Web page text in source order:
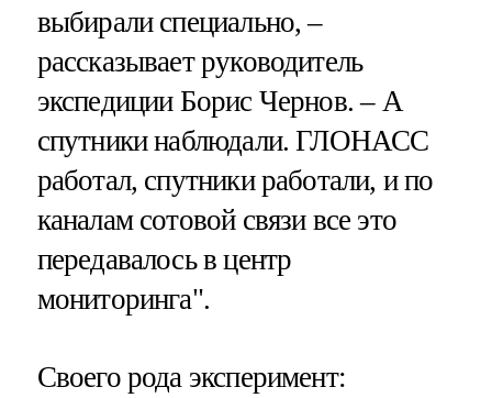
выбирали специально, –
рассказывает руководитель
экспедиции Борис Чернов. – А
спутники наблюдали. ГЛОНАСС
работал, спутники работали, и по
каналам сотовой связи все это
передавалось в центр
мониторинга".
Своего рода эксперимент: